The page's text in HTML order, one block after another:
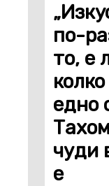
по-
то, е
едно
чуди
е